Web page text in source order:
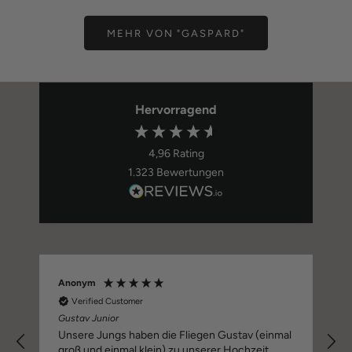
MEHR VON "GASPARD"
Hervorragend
4,96 Rating
1.323 Bewertungen
Dustin S
Verified Customer
Super schnell angekommen und die Qualität ist
top! Die Farbe sah auch genauso aus, wie auf